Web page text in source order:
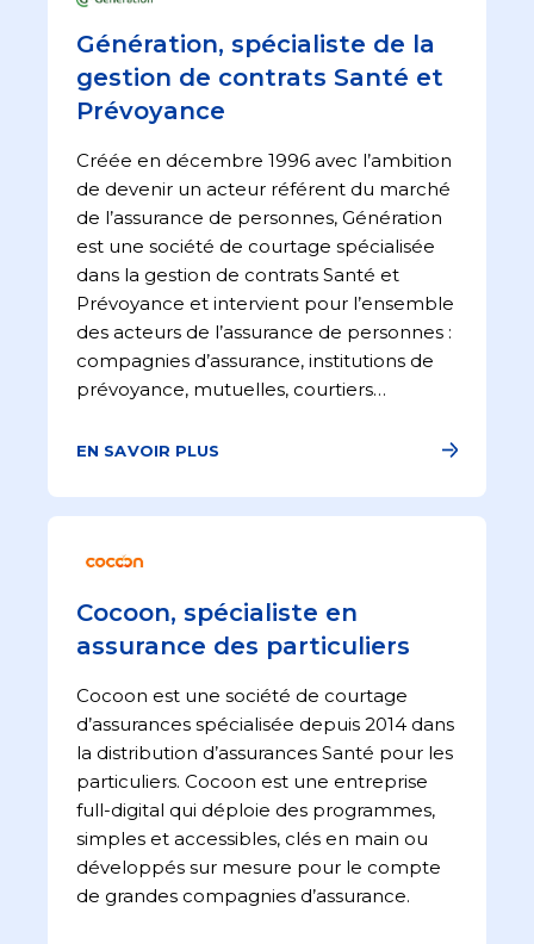
Génération, spécialiste de la
gestion de contrats Santé et
Prévoyance
Créée en décembre 1996 avec l’ambition
de devenir un acteur référent du marché
de l’assurance de personnes, Génération
est une société de courtage spécialisée
dans la gestion de contrats Santé et
Prévoyance et intervient pour l’ensemble
des acteurs de l’assurance de personnes :
compagnies d’assurance, institutions de
prévoyance, mutuelles, courtiers…
EN SAVOIR PLUS
Cocoon, spécialiste en
assurance des particuliers
Cocoon est une société de courtage
d’assurances spécialisée depuis 2014 dans
la distribution d’assurances Santé pour les
particuliers. Cocoon est une entreprise
full-digital qui déploie des programmes,
simples et accessibles, clés en main ou
développés sur mesure pour le compte
de grandes compagnies d’assurance.